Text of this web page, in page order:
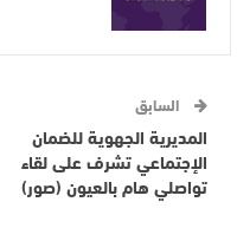
السابق
المديرية الجهوية للضمان
الإجتماعي تشرف على لقاء
تواصلي هام بالعيون (صور)